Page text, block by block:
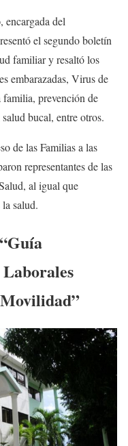
del
el segundo boletín
familiar y resaltó los
embarazadas, Virus de
prevención de
bucal, entre otros.
de las Familias a las
representantes de las
al igual que
salud.